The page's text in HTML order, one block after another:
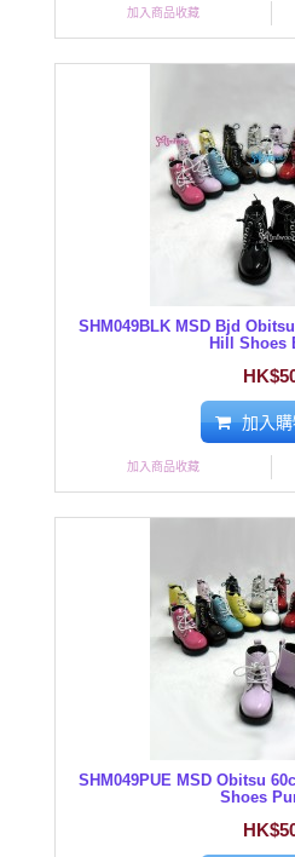
加入商品收藏
SHM049BLK MSD Bjd
Hill Shoes
加入
加入商品收藏
SHM049PUE MSD Obitsu
Shoes